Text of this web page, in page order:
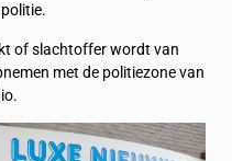
of slachtoffer wordt van
met de politiezone van